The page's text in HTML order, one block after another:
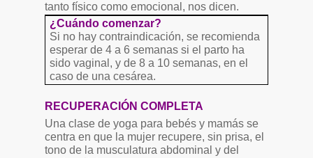
tanto físico como emocional, nos dicen.
¿Cuándo comenzar?
Si no hay contraindicación, se recomienda
esperar de 4 a 6 semanas si el parto ha
sido vaginal, y de 8 a 10 semanas, en el
caso de una cesárea.
RECUPERACIÓN COMPLETA
Una clase de yoga para bebés y mamás se
centra en que la mujer recupere, sin prisa, el
tono de la musculatura abdominal y del